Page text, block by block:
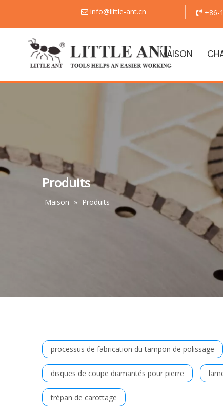
 info@little-ant.cn  +86-
MAISON
Produits
Maison » Produits
processus de fabrication du tampon de polissage
disques de coupe diamantés pour pierre
trépan de carottage